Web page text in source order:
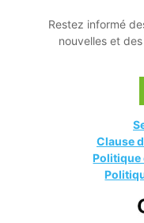
Restez informé
nouvelles et
Clause
Politique